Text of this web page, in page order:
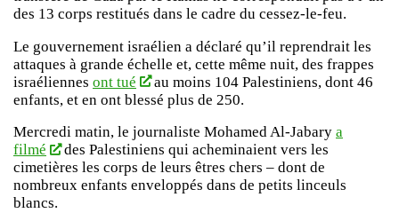
des 13 corps restitués dans le cadre du cessez-le-feu.
Le gouvernement israélien a déclaré qu’il reprendrait les
attaques à grande échelle et, cette même nuit, des frappes
israéliennes ont tué
au moins 104 Palestiniens, dont 46
enfants, et en ont blessé plus de 250.
Mercredi matin, le journaliste Mohamed Al-Jabary a
filmé
des Palestiniens qui acheminaient vers les
cimetières les corps de leurs êtres chers – dont de
nombreux enfants enveloppés dans de petits linceuls
blancs.